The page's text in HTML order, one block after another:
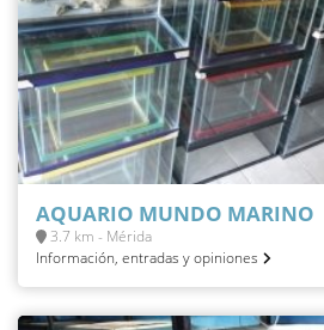
AQUARIO MUNDO MARINO
3.7 km - Mérida
Información, entradas y opiniones